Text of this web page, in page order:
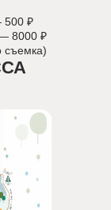
500 ₽
8000 ₽
съемка)